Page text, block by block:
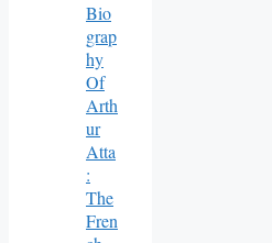
Bio
Grap
Hy
Of
Arth
Ur
Atta
:
The
Fren